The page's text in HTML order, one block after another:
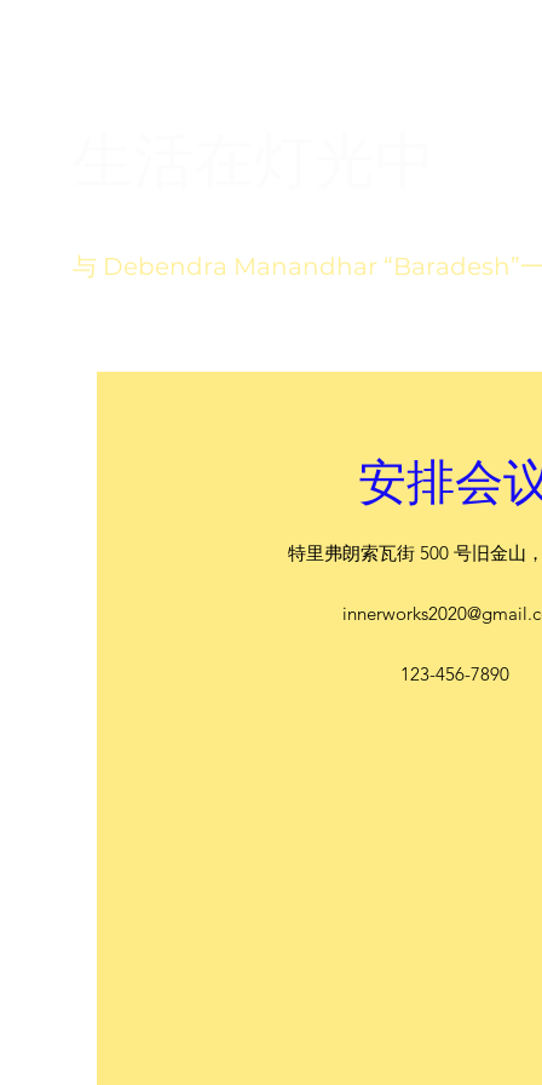
与 Debendra Manandhar “Baradesh”
安排会
特里弗朗索瓦街 500 号旧金山
123-456-7890